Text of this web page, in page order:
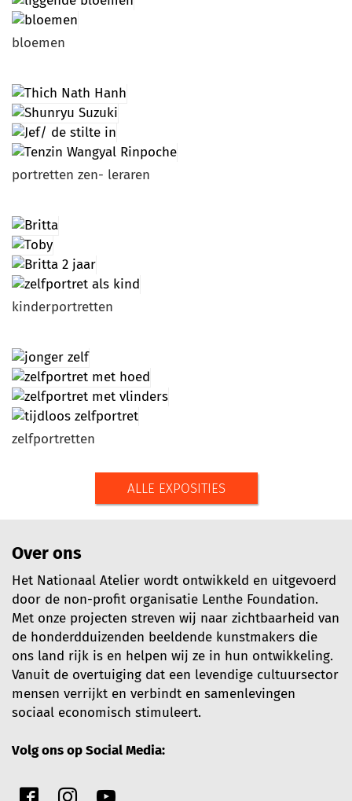
bloemen
portretten zen- leraren
kinderportretten
zelfportretten
ALLE EXPOSITIES
Over ons
Het Nationaal Atelier wordt ontwikkeld en uitgevoerd
door de non-profit organisatie Lenthe Foundation.
Met onze projecten streven wij naar zichtbaarheid van
de honderdduizenden beeldende kunstmakers die
ons land rijk is en helpen wij ze in hun ontwikkeling.
Vanuit de overtuiging dat een levendige cultuursector
mensen verrijkt en verbindt en samenlevingen
sociaal economisch stimuleert.
Volg ons op Social Media: